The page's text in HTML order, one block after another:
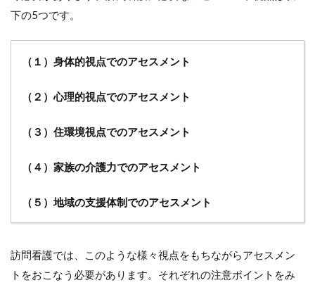
家族の
でのア
ントの
イント
（１）
理解度
を確認
9.2
（２）
介護経
験を把
握する
下の5つです。
（１）身体的視点でのアセスメント
（２）心理的視点でのアセスメント
（３）住環境視点でのアセスメント
（４）家族の介護力でのアセスメント
（５）地域の支援体制でのアセスメント
訪問看護では、このような様々視点をもちながらアセスメン
トをおこなう必要があります。それぞれの注意ポイントをみ